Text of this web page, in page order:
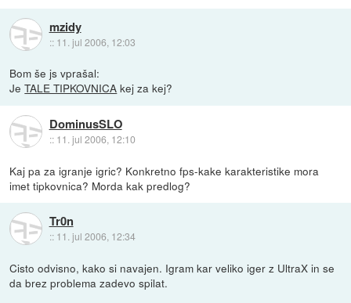
mzidy
:: 11. jul 2006, 12:03
Bom še js vprašal:
JeTALE TIPKOVNICA kej za kej?
DominusSLO
:: 11. jul 2006, 12:10
Kaj pa za igranje igric? Konkretno fps-kake karakteristike mora
imet tipkovnica? Morda kak predlog?
Tr0n
:: 11. jul 2006, 12:34
Cisto odvisno, kako si navajen. Igram kar veliko iger z UltraX in se
da brez problema zadevo spilat.